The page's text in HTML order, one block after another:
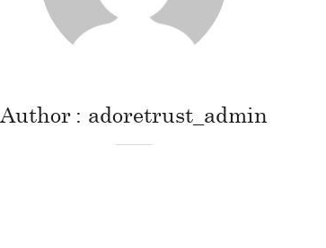
Author adoretrust_admin